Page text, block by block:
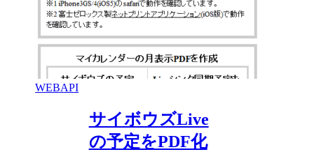
WEBAPI
サイボウズLive
の予定をPDF化